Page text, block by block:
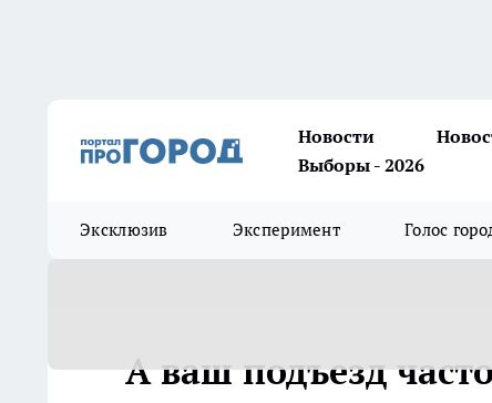
Новости
Выборы - 2026
Эксклюзив Эксперимент Голос
А ваш подъезд